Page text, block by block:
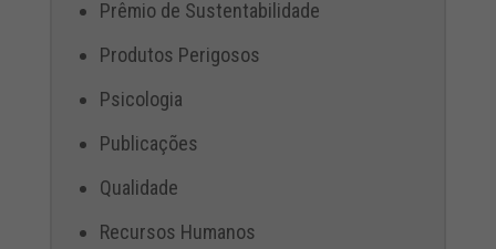
Prêmio de Sustentabilidade
Produtos Perigosos
Psicologia
Publicações
Qualidade
Recursos Humanos